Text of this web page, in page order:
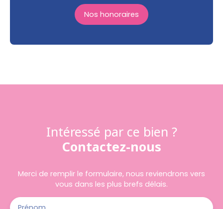
Nos honoraires
Intéressé par ce bien ?
Contactez-nous
Merci de remplir le formulaire, nous reviendrons vers
vous dans les plus brefs délais.